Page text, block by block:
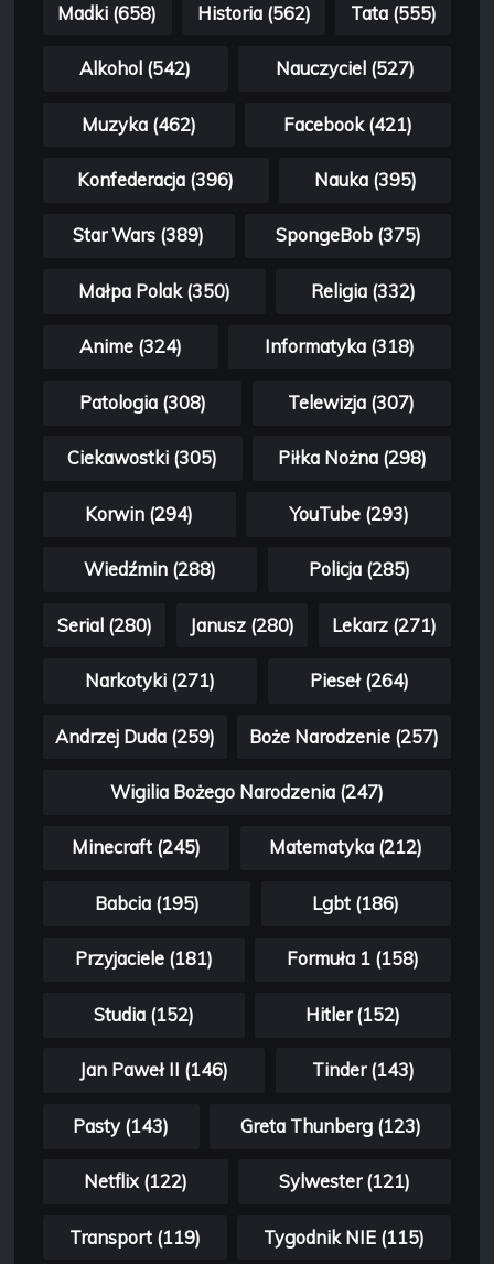
Madki (658) Historia (562) Tata (555)
Alkohol (542) Nauczyciel (527)
Muzyka (462) Facebook (421)
Konfederacja (396) Nauka (395)
Star Wars (389) SpongeBob (375)
Małpa Polak (350) Religia (332)
Anime (324) Informatyka (318)
Patologia (308) Telewizja (307)
Ciekawostki (305) Piłka Nożna (298)
Korwin (294) YouTube (293)
Wiedźmin (288) Policja (285)
Serial (280) Janusz (280) Lekarz (271)
Narkotyki (271) Pieseł (264)
Andrzej Duda (259) Boże Narodzenie (257)
Wigilia Bożego Narodzenia (247)
Minecraft (245) Matematyka (212)
Babcia (195) Lgbt (186)
Przyjaciele (181) Formuła 1 (158)
Studia (152) Hitler (152)
Jan Paweł II (146) Tinder (143)
Pasty (143) Greta Thunberg (123)
Netflix (122) Sylwester (121)
Transport (119) Tygodnik NIE (115)